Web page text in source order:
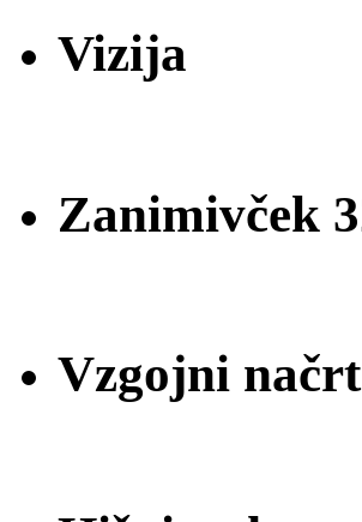
Vizija
Zanimivček
Vzgojni načrt